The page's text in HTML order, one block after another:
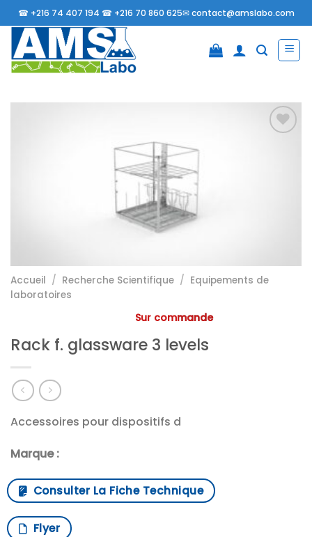
Passer
au
contenu
☎ +216 74 407 194 ☎ +216 70 860 625✉contact@amslabo.com
Accueil / Recherche Scientifique / Equipements de
laboratoires
Sur commande
Rack f. glassware 3 levels
Accessoires pour dispositifs d
Marque :
Consulter La Fiche Technique
Flyer